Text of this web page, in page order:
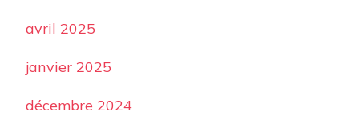
avril 2025
janvier 2025
décembre 2024